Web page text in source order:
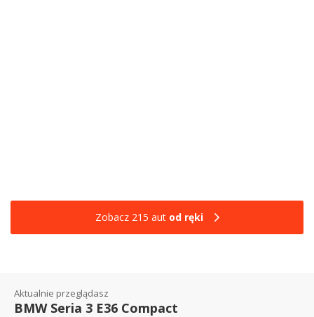
Zobacz 215 aut od ręki
Aktualnie przeglądasz
BMW Seria 3 E36 Compact